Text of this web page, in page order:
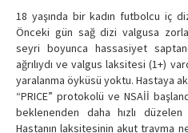
18 yaşında bir kadın futbolcu iç
Önceki gün sağ dizi valgusa
seyri boyunca hassasiyet
ağrılıydı ve valgus laksitesi (1+)
yaralanma öyküsü yoktu. Hastaya
“PRICE” protokolü ve NSAİİ
beklenenden daha hızlı
Hastanın laksitesinin akut travma